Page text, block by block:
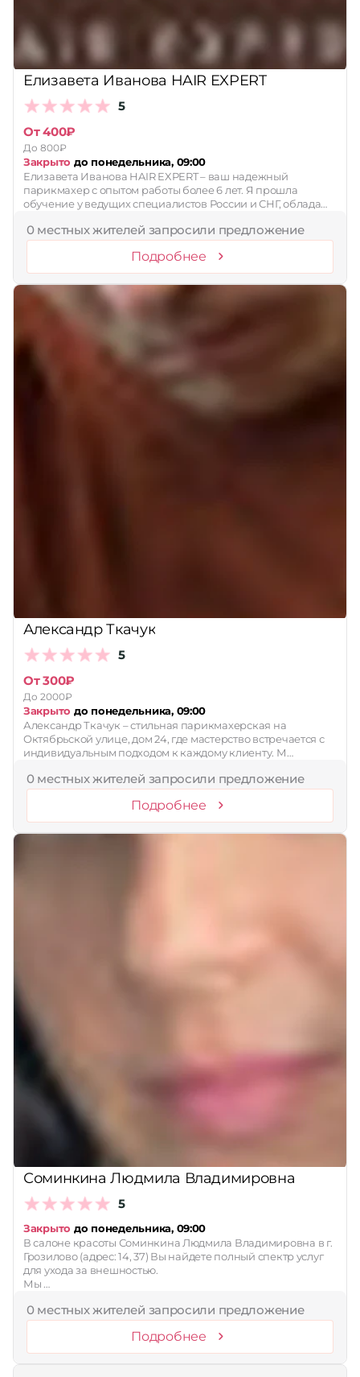
Елизавета Иванова HAIR EXPERT
5
От 400₽
До 800₽
Закрыто до понедельника, 09:00
Елизавета Иванова HAIR EXPERT – ваш надежный
парикмахер с опытом работы более 6 лет. Я прошла
обучение у ведущих специалистов России и СНГ, облада…
0 местных жителей запросили предложение
Подробнее
Александр Ткачук
5
От 300₽
До 2000₽
Закрыто до понедельника, 09:00
Александр Ткачук – стильная парикмахерская на
Октябрьской улице, дом 24, где мастерство встречается с
индивидуальным подходом к каждому клиенту. М…
0 местных жителей запросили предложение
Подробнее
Соминкина Людмила Владимировна
5
Закрыто до понедельника, 09:00
В салоне красоты Соминкина Людмила Владимировна в г.
Грозилово (адрес: 14, 37) Вы найдете полный спектр услуг
для ухода за внешностью.
Мы …
0 местных жителей запросили предложение
Подробнее